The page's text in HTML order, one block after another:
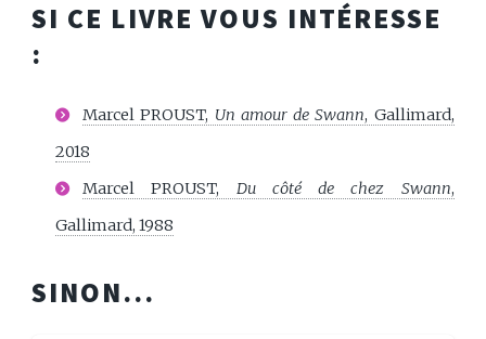
SI CE LIVRE VOUS INTÉRESSE
:
Marcel PROUST, Un amour de Swann, Gallimard,
2018
Marcel PROUST, Du côté de chez Swann,
Gallimard, 1988
SINON...